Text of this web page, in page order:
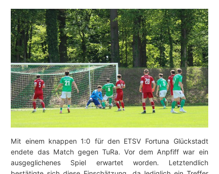
Mit einem knappen 1:0 für den ETSV Fortuna Glückstadt
endete das Match gegen TuRa. Vor dem Anpfiff war ein
ausgeglichenes Spiel erwartet worden. Letztendlich